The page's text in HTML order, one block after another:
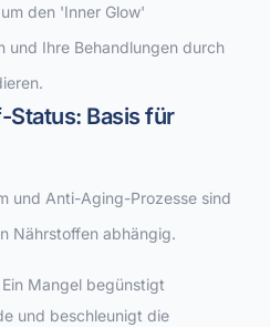
den 'Inner Glow'
und Ihre Behandlungen durch
Status: Basis für
und Anti-Aging-Prozesse sind
Nährstoffen abhängig.
Mangel begünstigt
und beschleunigt die